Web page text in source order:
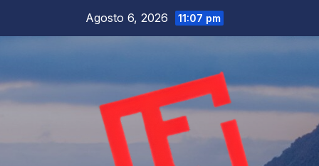
Agosto 6, 2026 11:07 pm